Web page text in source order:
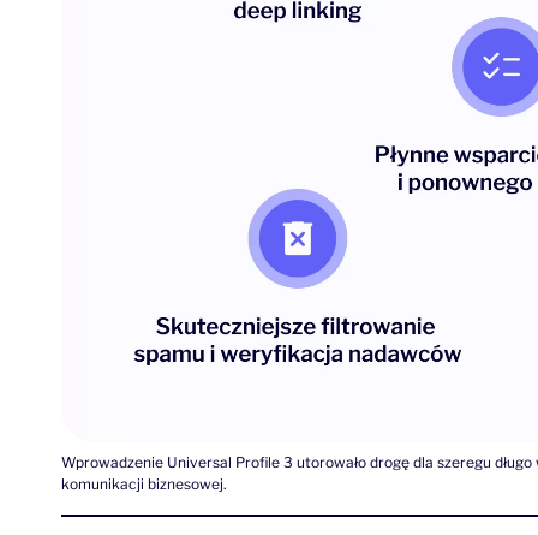
Wprowadzenie Universal Profile 3 utorowało drogę dla szeregu
komunikacji biznesowej.